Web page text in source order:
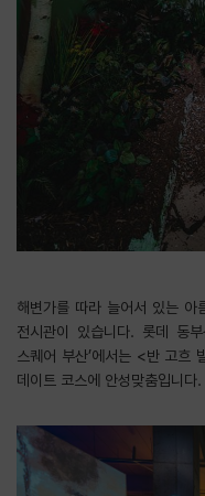
해변가를 따라 늘어서 있는 아
전시관이 있습니다. 롯데 동
스퀘어 부산’에서는 <반 고흐
데이트 코스에 안성맞춤입니다.